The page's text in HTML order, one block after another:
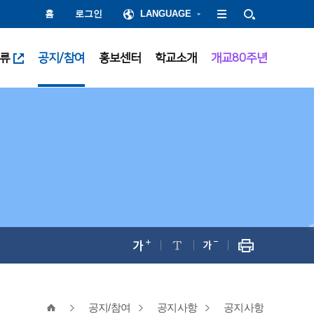
홈 로그인 LANGUAGE
공지/참여 홍보센터 학교소개 개교80주년
공지/참여 공지사항 공지사항